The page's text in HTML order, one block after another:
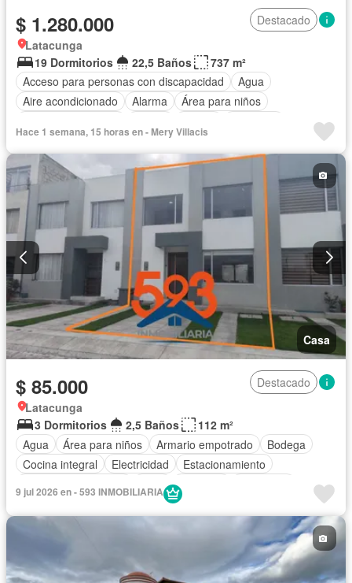
$ 1.280.000
Destacado
Latacunga
19 Dormitorios
22,5 Baños
737 m²
Acceso para personas con discapacidad
Agua
Aire acondicionado
Alarma
Área para niños
Bodega
Calefacción Chimenea
Cocina equipada
Cuarto de servicio
Electricidad
Estacionamiento
Gas natural
Garita de guardianía
Internet
Jacuzzi Jardín Patio
Sauna
Seguridad
Terraza Vista panorámica
Wifi
Completamente amoblado
Hace 1 semana, 15 horas en - Mery Villacis
Casa
$ 85.000
Destacado
Latacunga
3 Dormitorios
2,5 Baños
112 m²
Agua
Área para niños Armario empotrado
Bodega
Cocina integral
Electricidad
Estacionamiento
Conserje
Sin amoblar
9 jul 2026 en - 593 INMOBILIARIA